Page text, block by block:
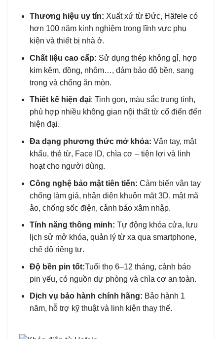
Thương hiệu uy tín: Xuất xứ từ Đức, Häfele có
hơn 100 năm kinh nghiệm trong lĩnh vực phụ
kiện và thiết bị nhà ở.
Chất liệu cao cấp: Sử dụng thép không gỉ, hợp
kim kẽm, đồng, nhôm…, đảm bảo độ bền, sang
trọng và chống ăn mòn.
Thiết kế hiện đại: Tinh gọn, màu sắc trung tính,
phù hợp nhiều không gian nội thất từ cổ điển đến
hiện đại.
Đa dạng phương thức mở khóa: Vân tay, mật
khẩu, thẻ từ, Face ID, chìa cơ – tiện lợi và linh
hoạt cho người dùng.
Công nghệ bảo mật tiên tiến: Cảm biến vân tay
chống làm giả, nhận diện khuôn mặt 3D, mật mã
ảo, chống sốc điện, cảnh báo xâm nhập.
Tính năng thông minh: Tự động khóa cửa, lưu
lịch sử mở khóa, quản lý từ xa qua smartphone,
chế độ riêng tư.
Độ bền pin tốt:Tuổi thọ 6–12 tháng, cảnh báo
pin yếu, có nguồn dự phòng và chìa cơ an toàn.
Dịch vụ bảo hành chính hãng: Bảo hành 1
năm, hỗ trợ kỹ thuật và linh kiện thay thế.